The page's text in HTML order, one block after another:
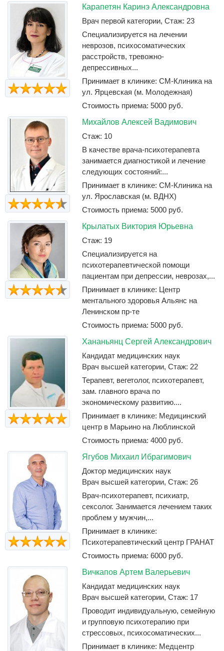
Карапетян Каринэ Александровна
Врач первой категории, Стаж: 23
Специализируется на лечении
неврозов, психосоматических
расстройств, тревожно-
депрессивных...
Принимает в клинике: СМ-Клиника на
ул. Ярцевская (м. Молодежная)
Стоимость приема: 5000 руб.
Михайлов Алексей Вадимович
Стаж: 10
В качестве врача-психотерапевта
занимается диагностикой и лечение
следующих состояний:...
Принимает в клинике: СМ-Клиника на
ул. Ярославская (м. ВДНХ)
Стоимость приема: 5000 руб.
Крылатых Виктория Юрьевна
Стаж: 19
Специализируется на
психотерапевтической помощи
пациентам при депрессии, неврозах,...
Принимает в клинике: Центр
ментального здоровья Альянс на
Ленинском пр-те
Стоимость приема: 5000 руб.
Хананьянц Сергей Александрович
Кандидат медицинских наук
Врач высшей категории, Стаж: 22
Терапевт, вегетолог, психотерапевт,
зам. главного врача по
экономическому развитию....
Принимает в клинике: Медицинский
центр в Марьино на Люблинской
Стоимость приема: 4000 руб.
Ягубов Михаил Ибрагимович
Доктор медицинских наук
Врач высшей категории, Стаж: 26
Врач-психотерапевт, психиатр,
сексолог. Занимается лечением таких
проблем у мужчин,...
Принимает в клинике:
Психотерапевтический центр ГРАНАТ
Стоимость приема: 6000 руб.
Вичкапов Артем Валерьевич
Кандидат медицинских наук
Врач высшей категории, Стаж: 17
Проводит индивидуальную, семейную
и групповую психотерапию при
стрессовых, психосоматических...
Принимает в клинике: Медцентр